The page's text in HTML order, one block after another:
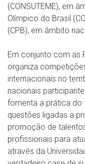
(CONSUTEME), em
Olímpico do Brasil
(CPB), em âmbito
Em conjunto com as
organiza
internacionais no
nacionais
fomenta a prática do
questões ligadas a
promoção de
profissionais para
através da